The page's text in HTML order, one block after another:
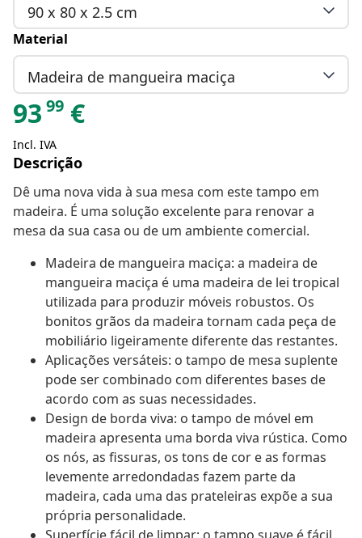
90 x 80 x 2.5 cm
Material
Madeira de mangueira maciça
93 99 €
Incl. IVA
Descrição
Dê uma nova vida à sua mesa com este tampo em
madeira. É uma solução excelente para renovar a
mesa da sua casa ou de um ambiente comercial.
Madeira de mangueira maciça: a madeira de
mangueira maciça é uma madeira de lei tropical
utilizada para produzir móveis robustos. Os
bonitos grãos da madeira tornam cada peça de
mobiliário ligeiramente diferente das restantes.
Aplicações versáteis: o tampo de mesa suplente
pode ser combinado com diferentes bases de
acordo com as suas necessidades.
Design de borda viva: o tampo de móvel em
madeira apresenta uma borda viva rústica. Como
os nós, as fissuras, os tons de cor e as formas
levemente arredondadas fazem parte da
madeira, cada uma das prateleiras expõe a sua
própria personalidade.